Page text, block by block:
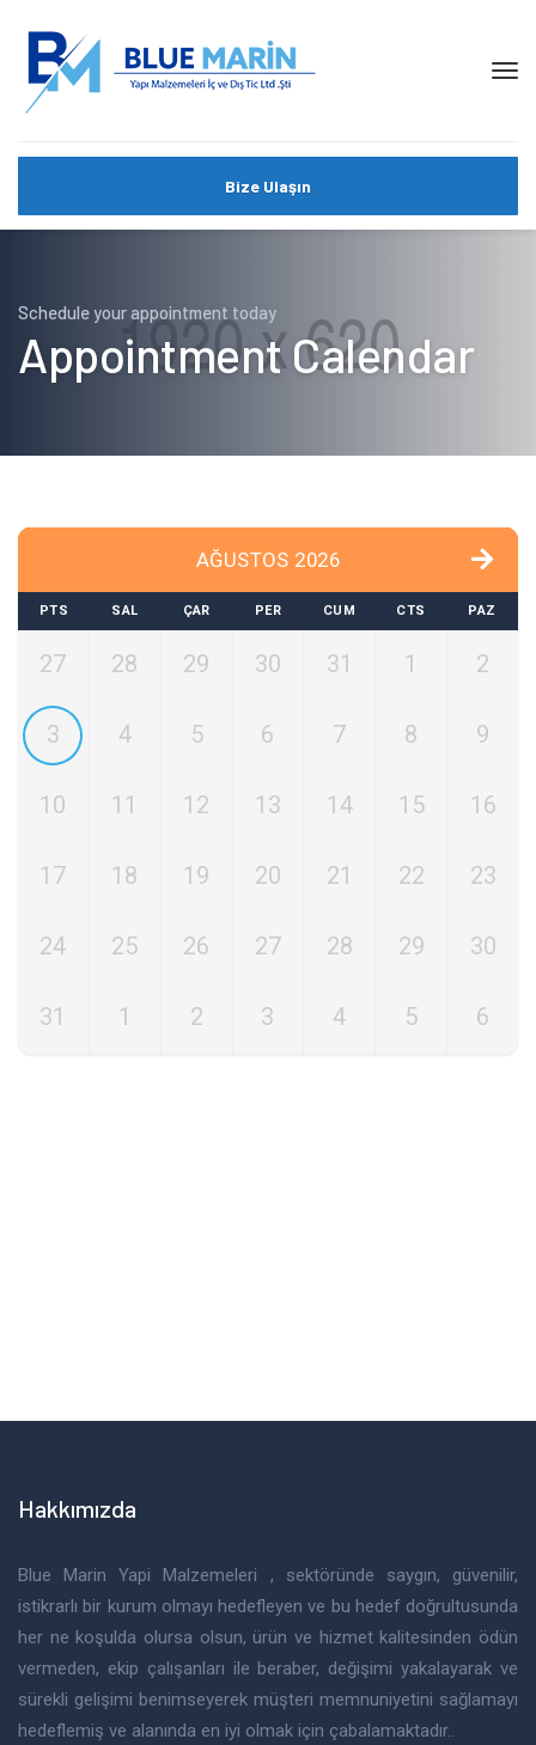
Bize Ulaşın
Schedule your appointment today
Appointment Calendar
AĞUSTOS 2026
PTS SAL ÇAR PER CUM CTS PAZ
27 28 29 30 31 1 2
3 4 5 6 7 8 9
10 11 12 13 14 15 16
17 18 19 20 21 22 23
24 25 26 27 28 29 30
31 1 2 3 4 5 6
Hakkımızda
Blue Marin Yapi Malzemeleri , sektöründe saygın, güvenilir,
istikrarlı bir kurum olmayı hedefleyen ve bu hedef doğrultusunda
her ne koşulda olursa olsun, ürün ve hizmet kalitesinden ödün
vermeden, ekip çalışanları ile beraber, değişimi yakalayarak ve
sürekli gelişimi benimseyerek müşteri memnuniyetini sağlamayı
hedeflemiş ve alanında en iyi olmak için çabalamaktadır..